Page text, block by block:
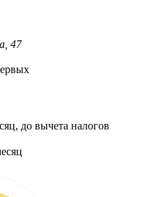
47
до вычета налогов